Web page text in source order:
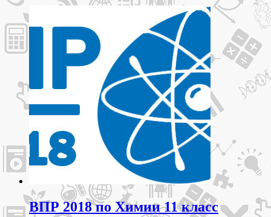
ВПР 2018 по Химии 11 класс